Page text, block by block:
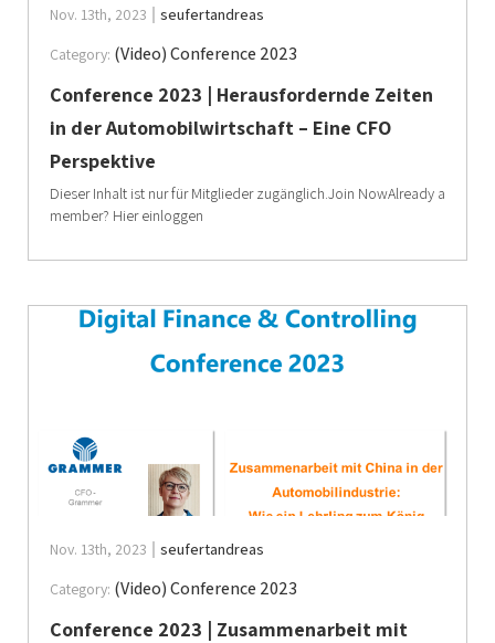
Nov. 13th, 2023
seufertandreas
Category: (Video) Conference 2023
Conference 2023 | Herausfordernde Zeiten
in der Automobilwirtschaft – Eine CFO
Perspektive
Dieser Inhalt ist nur für Mitglieder zugänglich.Join NowAlready a
member? Hier einloggen
Nov. 13th, 2023
seufertandreas
Category: (Video) Conference 2023
Conference 2023 | Zusammenarbeit mit